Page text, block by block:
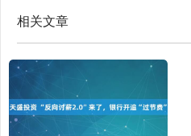
相关文章